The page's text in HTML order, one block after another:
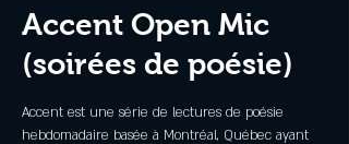
Accent Open Mic
(soirées de poésie)
Accent est une série de lectures de poésie
hebdomadaire basée à Montréal, Québec ayant